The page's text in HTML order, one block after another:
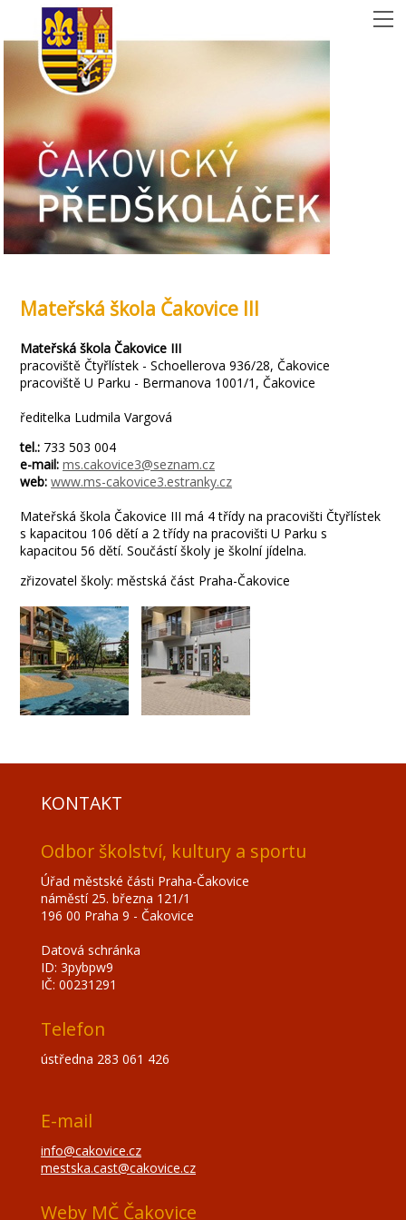
Mateřská škola Čakovice III
Mateřská škola Čakovice III
pracoviště Čtyřlístek - Schoellerova 936/28, Čakovice
pracoviště U Parku - Bermanova 1001/1, Čakovice
ředitelka Ludmila Vargová
tel.: 733 503 004
e-mail: ms.cakovice3@seznam.cz
web: www.ms-cakovice3.estranky.cz
Mateřská škola Čakovice III má 4 třídy na pracovišti Čtyřlístek
s kapacitou 106 dětí a 2 třídy na pracovišti U Parku s
kapacitou 56 dětí. Součástí školy je školní jídelna.
zřizovatel školy: městská část Praha-Čakovice
KONTAKT
Odbor školství, kultury a sportu
Úřad městské části Praha-Čakovice
náměstí 25. března 121/1
196 00 Praha 9 - Čakovice
Datová schránka
ID: 3pybpw9
IČ: 00231291
Telefon
ústředna 283 061 426
E-mail
info@cakovice.cz
mestska.cast@cakovice.cz
Weby MČ Čakovice